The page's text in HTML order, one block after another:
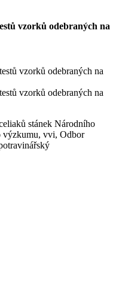
vzorků odebraných na
stánek Národního
výzkumu, vvi, Odbor